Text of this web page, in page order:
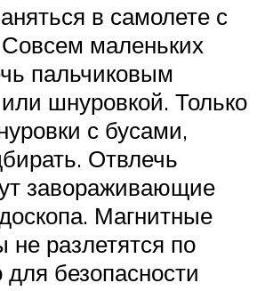
в самолете с
маленьких
пальчиковым
шнуровкой. Только
с бусами,
Отвлечь
завораживающие
Магнитные
не разлетятся по
безопасности